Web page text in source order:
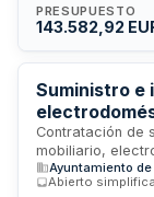
el mercado. La
procedimiento
Resiliencia de la
Recuperación,
Gobierno de
PRESUPUESTO
143.582,92
Suministro e
del Edificio
Partidor
Contratación de
mobiliario,
equipamiento de
Edificio
Ayuntamiento
Abierto